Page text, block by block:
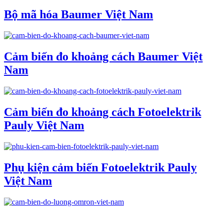
Bộ mã hóa Baumer Việt Nam
Cảm biến đo khoảng cách Baumer Việt
Nam
Cảm biến đo khoảng cách Fotoelektrik
Pauly Việt Nam
Phụ kiện cảm biến Fotoelektrik Pauly
Việt Nam